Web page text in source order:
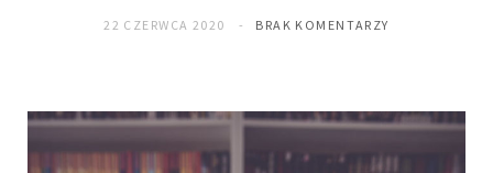
22 CZERWCA 2020 BRAK KOMENTARZY